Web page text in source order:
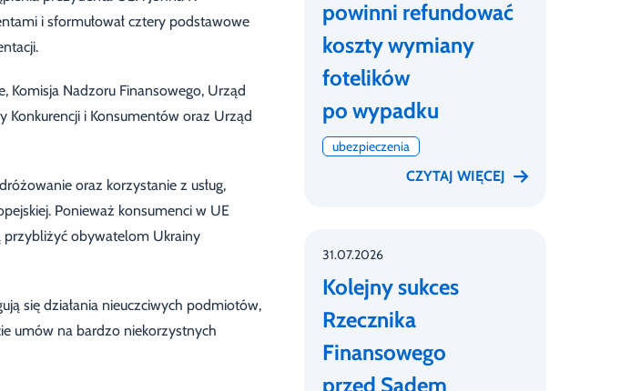
i sformułował cztery podstawowe
Komisja Nadzoru Finansowego, Urząd
Konkurencji i Konsumentów oraz Urząd
oraz korzystanie z usług,
Ponieważ konsumenci w UE
przybliżyć obywatelom Ukrainy
się działania nieuczciwych podmiotów,
umów na bardzo niekorzystnych
powinni refundować
koszty wymiany
fotelików
po wypadku
ubezpieczenia
CZYTAJ WIĘCEJ
31.07.2026
Kolejny sukces
Rzecznika
Finansowego
przed Sądem